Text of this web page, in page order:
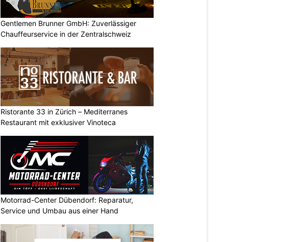
Gentlemen Brunner GmbH: Zuverlässiger
Chauffeurservice in der Zentralschweiz
Ristorante 33 in Zürich – Mediterranes
Restaurant mit exklusiver Vinoteca
Motorrad-Center Dübendorf: Reparatur,
Service und Umbau aus einer Hand